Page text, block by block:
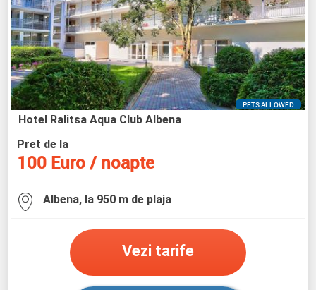
PETS ALLOWED
Hotel Ralitsa Aqua Club Albena
Pret de la
100 Euro / noapte
Albena, la 950 m de plaja
Vezi tarife